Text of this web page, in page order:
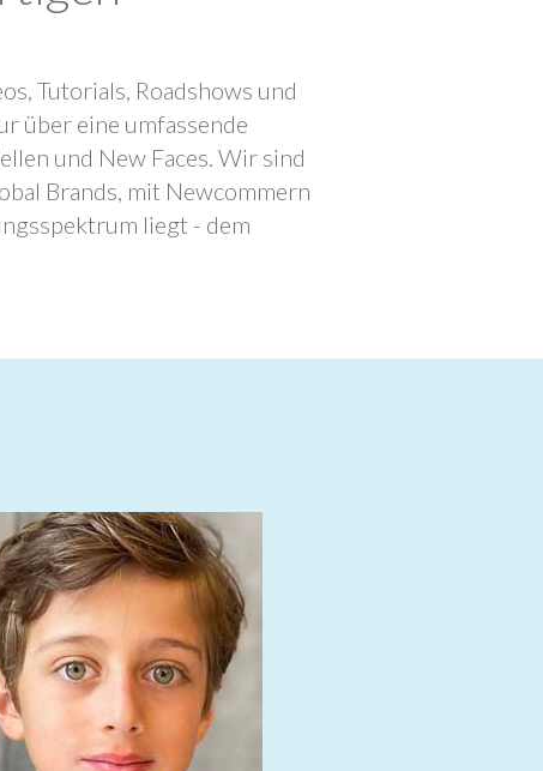
Tutorials, Roadshows und
über eine umfassende
und New Faces. Wir sind
Brands, mit Newcommern
liegt - dem